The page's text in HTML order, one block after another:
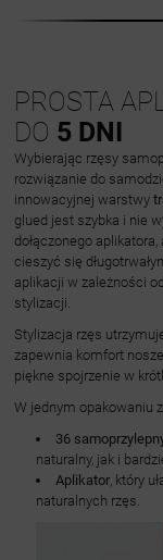
PROSTA
DO 5 DNI
Wybierając rzęsy
rozwiązanie do
innowacyjnej warstwy
glued jest szybka i nie
dołączonego
cieszyć się
aplikacji w zależności
stylizacji.
Stylizacja rzęs
zapewnia komfort
piękne spojrzenie w
W jednym opakowaniu
36
naturalny, jak i
Aplikator, który
naturalnych rzęs.